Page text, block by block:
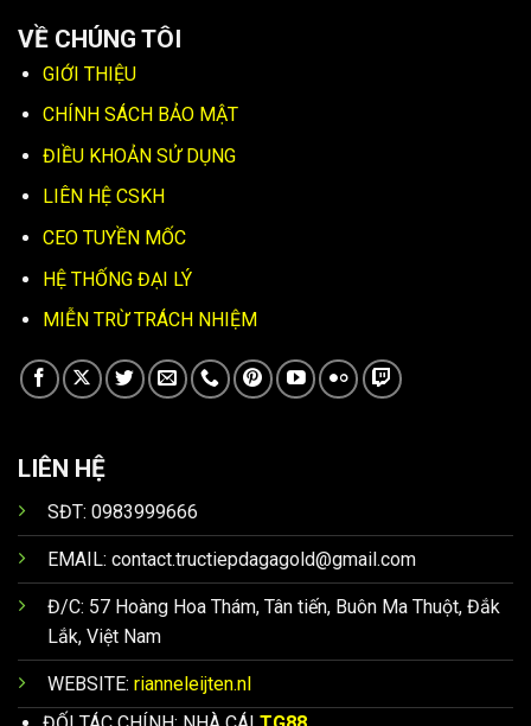
VỀ CHÚNG TÔI
GIỚI THIỆU
CHÍNH SÁCH BẢO MẬT
ĐIỀU KHOẢN SỬ DỤNG
LIÊN HỆ CSKH
CEO TUYỀN MỐC
HỆ THỐNG ĐẠI LÝ
MIỄN TRỪ TRÁCH NHIỆM
LIÊN HỆ
SĐT: 0983999666
EMAIL: contact.tructiepdagagold@gmail.com
Đ/C: 57 Hoàng Hoa Thám, Tân tiến, Buôn Ma Thuột, Đắk
Lắk, Việt Nam
WEBSITE: rianneleijten.nl